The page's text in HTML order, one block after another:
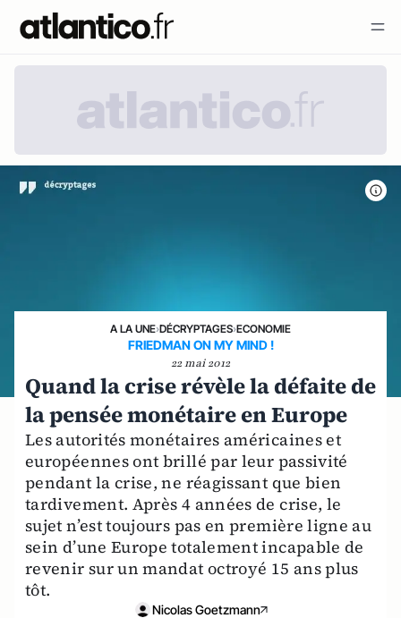
A LA UNE›DÉCRYPTAGES›ECONOMIE
FRIEDMAN ON MY MIND !
22 mai 2012
Quand la crise révèle la défaite de
la pensée monétaire en Europe
Les autorités monétaires américaines et
européennes ont brillé par leur passivité
pendant la crise, ne réagissant que bien
tardivement. Après 4 années de crise, le
sujet n’est toujours pas en première ligne au
sein d’une Europe totalement incapable de
revenir sur un mandat octroyé 15 ans plus
tôt.
Nicolas Goetzmann